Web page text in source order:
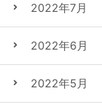
2022年7月
2022年6月
2022年5月